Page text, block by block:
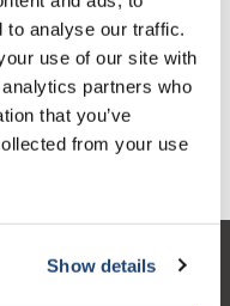
to analyse our traffic.
use of our site with
partners who
that you’ve
from your use
Show details
€213,71
Incl. btw